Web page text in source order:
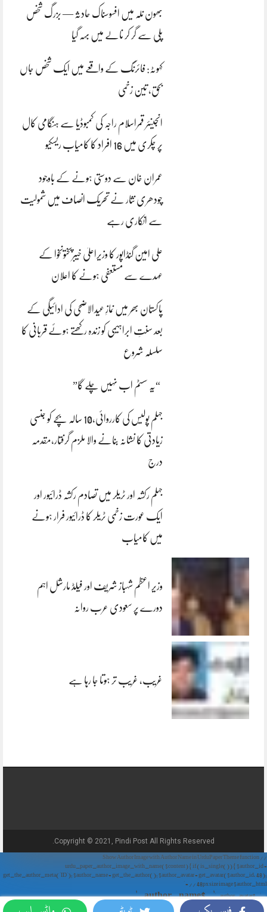
بھون نلہ میں افسوسناک حادثہ — بزرگ شخص
پلی سے گر کر نالے میں بہہ گیا
کہوٹہ: فائرنگ کے واقعے میں ایک شخص جاں
بحق، تین زخمی
انجینئر قمراسلام راجہ کی کمبوڈیا سے ہنگامی کال
پر چکری میں 16 افراد کا کامیاب ریسکیو
عمران خان سے دوستی ہونے کے باوجود
چودھری نثار نے تحریک انصاف میں شمولیت
سے انکاری رہے
علی امین گنڈاپور کا وزیراعلیٰ خیبرپختونخوا کے
عہدے سے مستعفی ہونے کا اعلان
پاکستان بھر میں نمازِ عیدالاضحی کی ادائیگی کے
بعد سنتِ ابراہیمی کو زندہ رکھتے ہوئے قربانی کا
سلسلہ شروع
“یہ سسٹم اب نہیں چلے گا”
جہلم پولیس کی کارروائی،10 سالہ بچے کو جنسی
زیادتی کا نشانہ بنانے والا ملزم گرفتار،مقدمہ
درج
جہلم رکشہ اور ٹریلر میں تصادم رکشہ ڈرائیور اور
ایک عورت زخمی ٹریلر کا ڈرائیور فرار ہونے
میں کامیاب
وزیر اعظم شہباز شریف اور فیلڈ مارشل اہم
دورے پر سعودی عرب روانہ
غریب، غریب تر ہوتا جا رہا ہے
Copyright © 2021, Pindi Post All Rights Reserved.
// Show Author Image with Author Name in UrduPaper Theme function
urdu_paper_author_image_with_name($content) { if (is_single()) { $author_id =
get_the_author_meta('ID'); $author_name = get_the_author(); $author_avatar = get_avatar($author_id, 48);
// 48px size image $author_html = '
' . $author_avatar . '
' . $author_name . '